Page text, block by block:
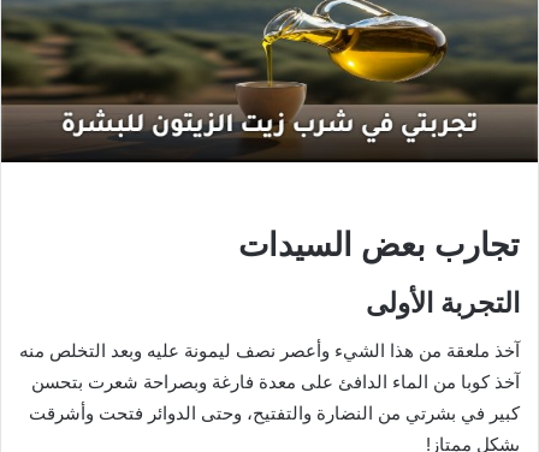
تجارب بعض السيدات
التجربة الأولى
آخذ ملعقة من هذا الشيء وأعصر نصف ليمونة عليه وبعد التخلص منه
آخذ كوبا من الماء الدافئ على معدة فارغة وبصراحة شعرت بتحسن
كبير في بشرتي من النضارة والتفتيح، وحتى الدوائر فتحت وأشرقت
بشكل ممتاز!